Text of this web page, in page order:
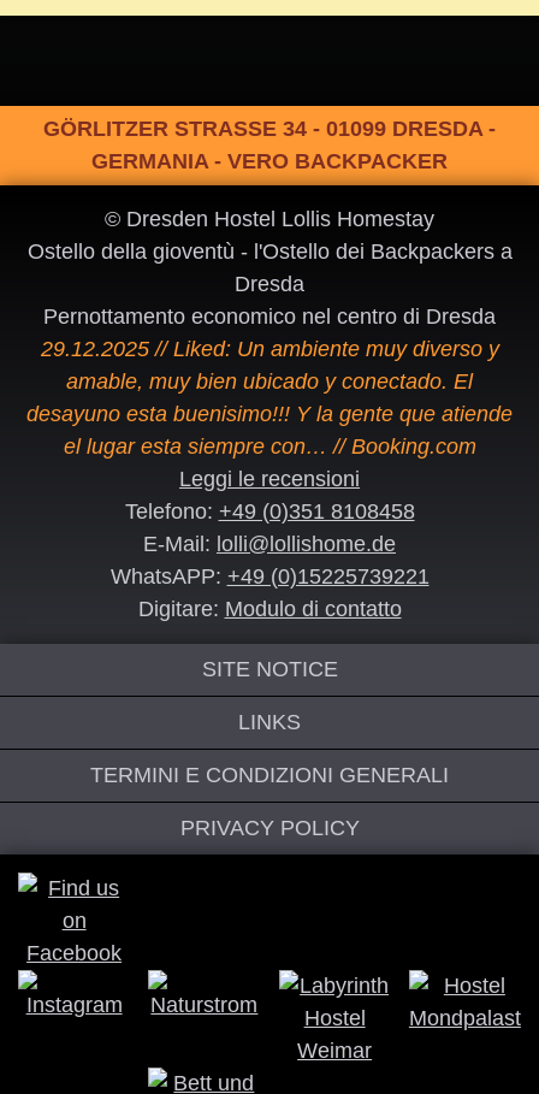
GÖRLITZER STRASSE 34 - 01099 DRESDA -
GERMANIA - VERO BACKPACKER
© Dresden Hostel Lollis Homestay
Ostello della gioventù - l'Ostello dei Backpackers a
Dresda
Pernottamento economico nel centro di Dresda
29.12.2025 // Liked: Un ambiente muy diverso y
amable, muy bien ubicado y conectado. El
desayuno esta buenisimo!!! Y la gente que atiende
el lugar esta siempre con… // Booking.com
Leggi le recensioni
Telefono: +49 (0)351 8108458
E-Mail: lolli@lollishome.de
WhatsAPP: +49 (0)15225739221
Digitare: Modulo di contatto
SITE NOTICE
LINKS
TERMINI E CONDIZIONI GENERALI
PRIVACY POLICY